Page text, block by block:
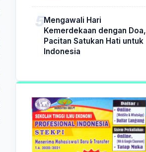
Mengawali Hari
Kemerdekaan dengan Doa,
Pacitan Satukan Hati untuk
Indonesia